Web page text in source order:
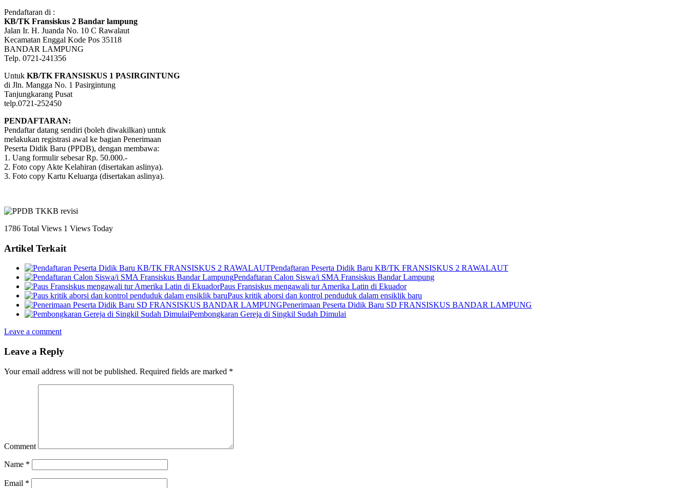
Pendaftaran di :
KB/TK Fransiskus 2 Bandar lampung
Jalan Ir. H. Juanda No. 10 C Rawalaut
Kecamatan Enggal Kode Pos 35118
BANDAR LAMPUNG
Telp. 0721-241356
Untuk KB/TK FRANSISKUS 1 PASIRGINTUNG
di Jln. Mangga No. 1 Pasirgintung
Tanjungkarang Pusat
telp.0721-252450
PENDAFTARAN:
Pendaftar datang sendiri (boleh diwakilkan) untuk
melakukan registrasi awal ke bagian Penerimaan
Peserta Didik Baru (PPDB), dengan membawa:
1. Uang formulir sebesar Rp. 50.000.-
2. Foto copy Akte Kelahiran (disertakan aslinya).
3. Foto copy Kartu Keluarga (disertakan aslinya).
1786 Total Views 1 Views Today
Artikel Terkait
Pendaftaran Peserta Didik Baru KB/TK FRANSISKUS 2 RAWALAUT
Pendaftaran Calon Siswa/i SMA Fransiskus Bandar Lampung
Paus Fransiskus mengawali tur Amerika Latin di Ekuador
Paus kritik aborsi dan kontrol penduduk dalam ensiklik baru
Penerimaan Peserta Didik Baru SD FRANSISKUS BANDAR LAMPUNG
Pembongkaran Gereja di Singkil Sudah Dimulai
Leave a comment
Leave a Reply
Your email address will not be published. Required fields are marked *
Comment
Name *
Email *